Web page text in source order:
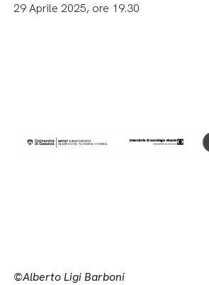
29 Aprile 2025, ore 19.30
©Alberto Ligi Barboni